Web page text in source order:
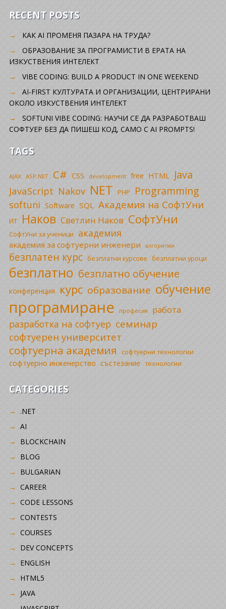
RECENT POSTS
КАК AI ПРОМЕНЯ ПАЗАРА НА ТРУДА?
ОБРАЗОВАНИЕ ЗА ПРОГРАМИСТИ В ЕРАТА НА
ИЗКУСТВЕНИЯ ИНТЕЛЕКТ
VIBE CODING: BUILD A PRODUCT IN ONE WEEKEND
AI-FIRST КУЛТУРАТА И ОРГАНИЗАЦИИ, ЦЕНТРИРАНИ
ОКОЛО ИЗКУСТВЕНИЯ ИНТЕЛЕКТ
SOFTUNI VIBE CODING: НАУЧИ СЕ ДА РАЗРАБОТВАШ
СОФТУЕР БЕЗ ДА ПИШЕШ КОД, САМО С AI PROMPTS!
TAGS
AJAX ASP.NET C# CSS development free HTML Java
JavaScript Nakov NET PHP Programming
softuni Software SQL Академия на СофтУни
ИТ Наков Светлин Наков СофтУни
СофтУни за ученици академия
академия за софтуерни инженери алгоритми
безплатен курс безплатни курсове безплатни уроци
безплатно безплатно обучение
конференция курс образование обучение
програмиране професия работа
разработка на софтуер семинар
софтуерен университет
софтуерна академия софтуерни технологии
софтуерно инженерство състезание технологии
CATEGORIES
.NET
AI
BLOCKCHAIN
BLOG
BULGARIAN
CAREER
CODE LESSONS
CONTESTS
COURSES
DEV CONCEPTS
ENGLISH
HTML5
JAVA